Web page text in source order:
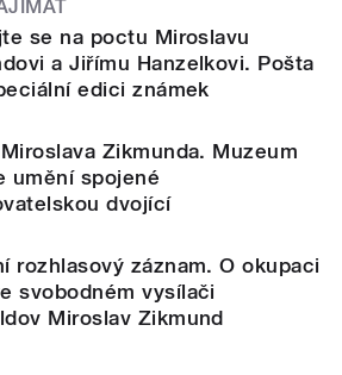
se na poctu Miroslavu
a Jiřímu Hanzelkovi. Pošta
edici známek
Zikmunda. Muzeum
umění spojené
dvojící
rozhlasový záznam. O okupaci
svobodném vysílači
Miroslav Zikmund